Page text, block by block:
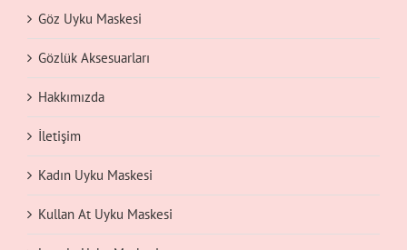
Göz Uyku Maskesi
Gözlük Aksesuarları
Hakkımızda
İletişim
Kadın Uyku Maskesi
Kullan At Uyku Maskesi